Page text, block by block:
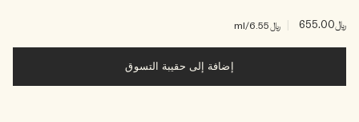
﷼655.00 ﷼6.55 /ml
إضافة إلى حقيبة التسوق